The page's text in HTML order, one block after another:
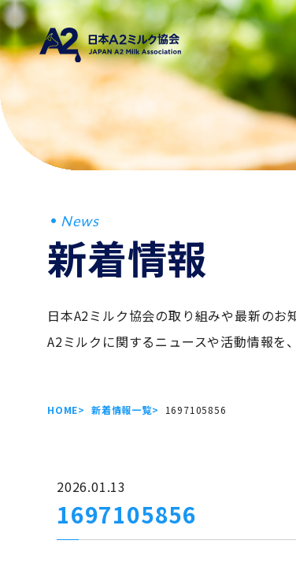
News
新着情報
日本A2ミルク協会の取り組みや最新のお
A2ミルクに関するニュースや活動情報を
HOME 新着情報一覧 1697105856
2026.01.13
1697105856